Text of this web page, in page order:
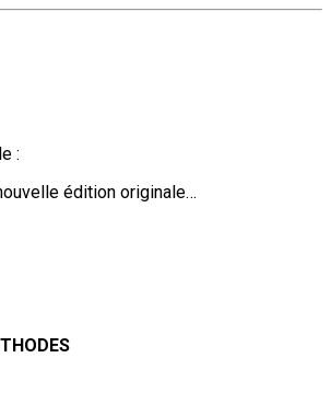
:
édition originale…